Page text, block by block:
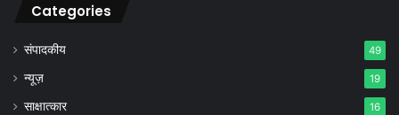
Categories
संपादकीय 49
न्यूज़ 19
साक्षात्कार 16